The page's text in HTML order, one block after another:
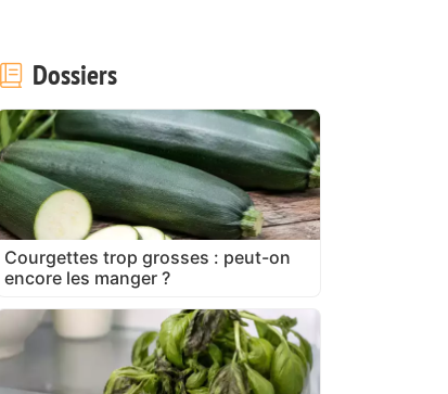
Dossiers
Courgettes trop grosses : peut-on
encore les manger ?